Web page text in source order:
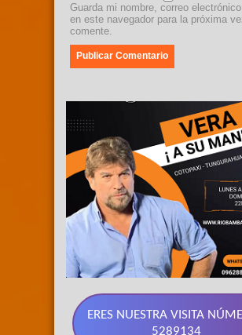
Guarda mi nombre, correo
en este navegador para la próxima
comente.
ERES NUESTRA VISITA
5289134